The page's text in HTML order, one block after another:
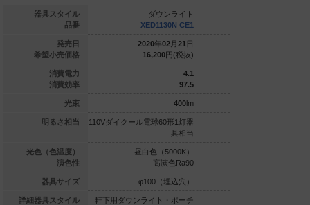
器具スタイル
品番
発売日
希望小売価格
消費電力
消費効率
光束
明るさ相当
光色（色温度）
演色性
器具サイズ
詳細器具スタイル
ダウンライト
円(税抜)
5
61
形1灯器具相当
色（5000K）
（埋込穴）
イト・ポーチ
ダウンライト
XED1130N CE1
2020年02 月 21 日
16,200円(税抜)
4.1
97.5
400lm
110Vダイクール電球60形1灯器
具相当
昼白色（5000K）
高演色Ra90
φ100（埋込穴）
軒下用ダウンライト・ポーチ